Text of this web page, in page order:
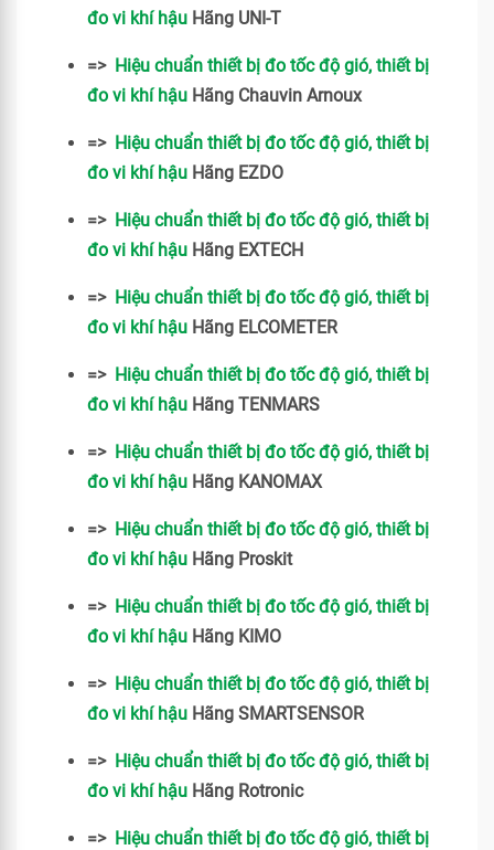
đo vi khí hậu Hãng UNI-T
=> Hiệu chuẩn thiết bị đo tốc độ gió, thiết bị
đo vi khí hậu Hãng Chauvin Arnoux
=> Hiệu chuẩn thiết bị đo tốc độ gió, thiết bị
đo vi khí hậu Hãng EZDO
=> Hiệu chuẩn thiết bị đo tốc độ gió, thiết bị
đo vi khí hậu Hãng EXTECH
=> Hiệu chuẩn thiết bị đo tốc độ gió, thiết bị
đo vi khí hậu Hãng ELCOMETER
=> Hiệu chuẩn thiết bị đo tốc độ gió, thiết bị
đo vi khí hậu Hãng TENMARS
=> Hiệu chuẩn thiết bị đo tốc độ gió, thiết bị
đo vi khí hậu Hãng KANOMAX
=> Hiệu chuẩn thiết bị đo tốc độ gió, thiết bị
đo vi khí hậu Hãng Proskit
=> Hiệu chuẩn thiết bị đo tốc độ gió, thiết bị
đo vi khí hậu Hãng KIMO
=> Hiệu chuẩn thiết bị đo tốc độ gió, thiết bị
đo vi khí hậu Hãng SMARTSENSOR
=> Hiệu chuẩn thiết bị đo tốc độ gió, thiết bị
đo vi khí hậu Hãng Rotronic
=> Hiệu chuẩn thiết bị đo tốc độ gió, thiết bị